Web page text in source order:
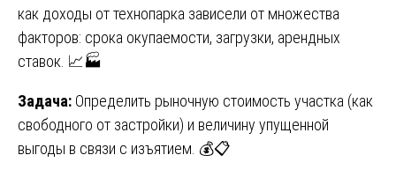
как доходы от технопарка зависели от множества
факторов: срока окупаемости, загрузки, арендных
ставок. 📈🏭
Задача: Определить рыночную стоимость участка (как
свободного от застройки) и величину упущенной
выгоды в связи с изъятием. 💰📋